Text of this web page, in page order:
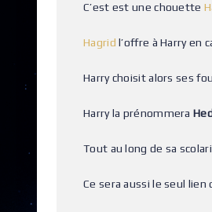
C’est est une chouette
Hagrid l’offre à Harry en
Harry choisit alors ses
Harry la prénommera
Tout au long de sa
Ce sera aussi le seul lien